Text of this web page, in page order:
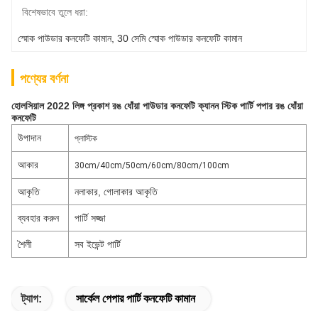
বিশেষভাবে তুলে ধরা:
স্মোক পাউডার কনফেটি কামান, 30 সেমি স্মোক পাউডার কনফেটি কামান
পণ্যের বর্ণনা
হোলসিয়াল 2022 লিঙ্গ প্রকাশ রঙ ধোঁয়া পাউডার কনফেটি ক্যানন স্টিক পার্টি পপার রঙ ধোঁয়া
কনফেটি
উপাদান
প্লাস্টিক
আকার 30cm/40cm/50cm/60cm/80cm/100cm
আকৃতি নলাকার, গোলাকার আকৃতি
ব্যবহার করুন পার্টি সজ্জা
শৈলী সব ইভেন্ট পার্টি
ট্যাগ: সার্কেল পেপার পার্টি কনফেটি কামান